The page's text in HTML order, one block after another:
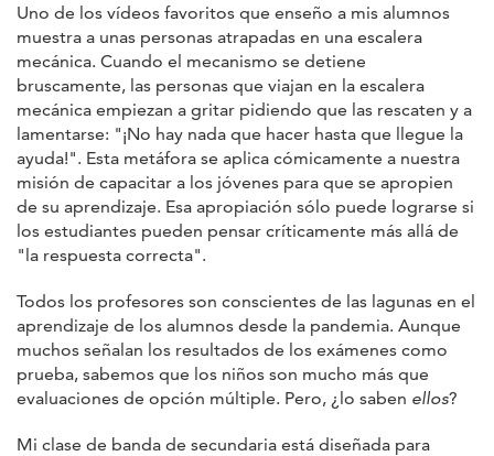
Uno de los vídeos favoritos que enseño a mis alumnos
muestra a unas personas atrapadas en una escalera
mecánica. Cuando el mecanismo se detiene
bruscamente, las personas que viajan en la escalera
mecánica empiezan a gritar pidiendo que las rescaten y a
lamentarse: "¡No hay nada que hacer hasta que llegue la
ayuda!". Esta metáfora se aplica cómicamente a nuestra
misión de capacitar a los jóvenes para que se apropien
de su aprendizaje. Esa apropiación sólo puede lograrse si
los estudiantes pueden pensar críticamente más allá de
"la respuesta correcta".
Todos los profesores son conscientes de las lagunas en el
aprendizaje de los alumnos desde la pandemia. Aunque
muchos señalan los resultados de los exámenes como
prueba, sabemos que los niños son mucho más que
evaluaciones de opción múltiple. Pero, ¿lo saben ellos?
Mi clase de banda de secundaria está diseñada para